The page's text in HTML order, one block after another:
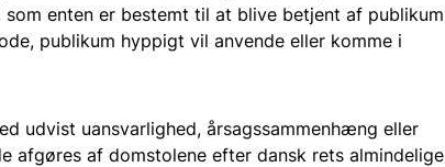
enten er bestemt til at blive betjent af publikum
publikum hyppigt vil anvende eller komme i
udvist uansvarlighed, årsagssammenhæng eller
afgøres af domstolene efter dansk rets almindelige